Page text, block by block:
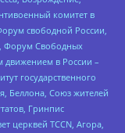
комитет в
свободной России,
Форум Свободных
движением в России –
государственного
Беллона, Союз жителей
Гринпис
церквей TCCN, Агора,